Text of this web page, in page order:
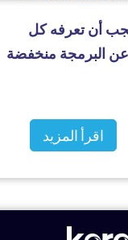
يجب أن تعرفه كل
البرمجة منخفضة
اقرأ المزيد